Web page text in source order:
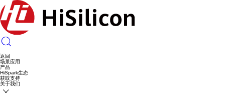
返回
场景应用
产品
HiSpark生态
获取支持
关于我们